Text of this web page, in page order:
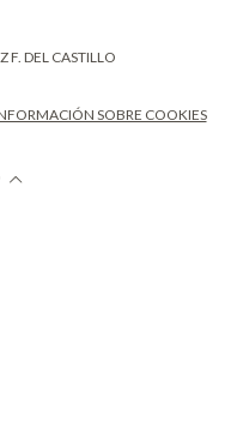
DEL CASTILLO
SOBRE COOKIES